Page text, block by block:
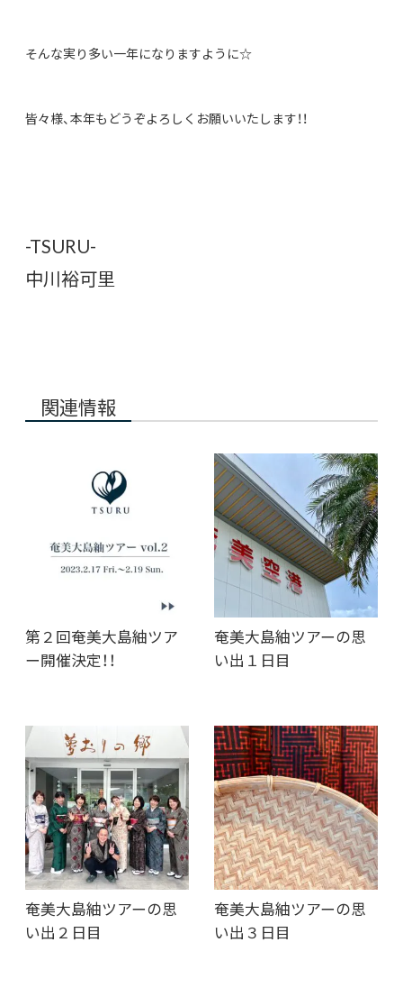
そんな実り多い一年になりますように☆
皆々様、本年もどうぞよろしくお願いいたします！！
-TSURU-
中川裕可里
関連情報
第２回奄美大島紬ツア
ー開催決定！！
奄美大島紬ツアーの思
い出１日目
奄美大島紬ツアーの思
い出２日目
奄美大島紬ツアーの思
い出３日目